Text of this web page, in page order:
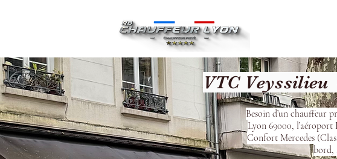
VTC Veyssilieu
Besoin d’un chauffeur
Lyon 69000, l’aéroport
Confort Mercedes
bord,